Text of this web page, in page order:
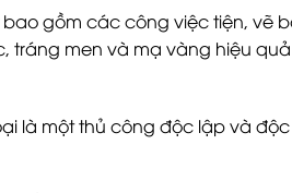
gồm các công việc tiện, vẽ
men và mạ vàng hiệu
là một thủ công độc lập và